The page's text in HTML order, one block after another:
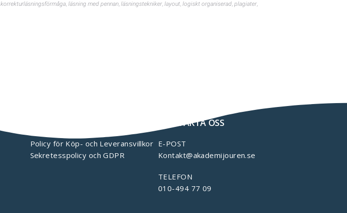
korrekturläsningsförmåga, läsning med pennan, läsningstekniker, layout, logiskt organiserad, plagiater,
Policy för Köp- och Leveransvillkor
Sekretesspolicy och GDPR
KONTAKTA OSS
E-POST
Kontakt@akademijouren.se
TELEFON
010-494 77 09